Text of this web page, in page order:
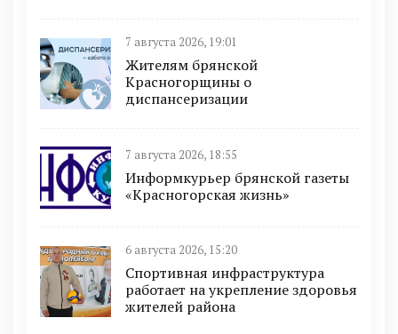
7 августа 2026, 19:01
Жителям брянской
Красногорщины о
диспансеризации
7 августа 2026, 18:55
Информкурьер брянской газеты
«Красногорская жизнь»
6 августа 2026, 15:20
Спортивная инфраструктура
работает на укрепление здоровья
жителей района